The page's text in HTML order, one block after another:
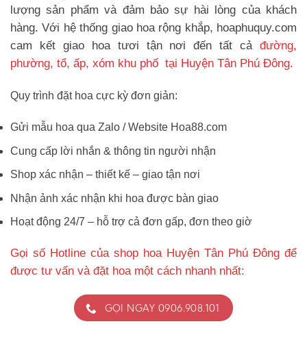
lượng sản phẩm và đảm bảo sự hài lòng của khách
hàng. Với hệ thống giao hoa rộng khắp, hoaphuquy.com
cam kết giao hoa tươi tận nơi đến tất cả đường,
phường, tổ, ấp, xóm khu phố tại Huyện Tân Phú Đông.
Quy trình đặt hoa cực kỳ đơn giản:
Gửi mẫu hoa qua Zalo / Website Hoa88.com
Cung cấp lời nhắn & thông tin người nhận
Shop xác nhận – thiết kế – giao tận nơi
Nhận ảnh xác nhận khi hoa được bàn giao
Hoạt động 24/7 – hỗ trợ cả đơn gấp, đơn theo giờ
Gọi số Hotline của shop hoa Huyện Tân Phú Đông để
được tư vấn và đặt hoa một cách nhanh nhất:
GỌI NGAY 0906.908.101